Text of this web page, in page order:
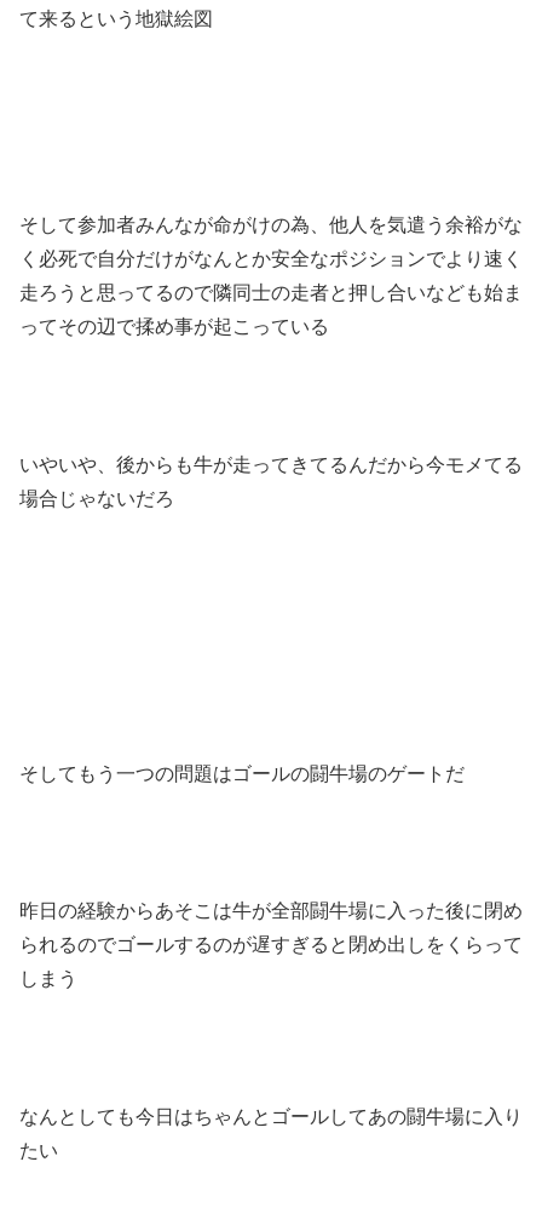
て来るという地獄絵図
そして参加者みんなが命がけの為、他人を気遣う余裕がな
く必死で自分だけがなんとか安全なポジションでより速く
走ろうと思ってるので隣同士の走者と押し合いなども始ま
ってその辺で揉め事が起こっている
いやいや、後からも牛が走ってきてるんだから今モメてる
場合じゃないだろ
そしてもう一つの問題はゴールの闘牛場のゲートだ
昨日の経験からあそこは牛が全部闘牛場に入った後に閉め
られるのでゴールするのが遅すぎると閉め出しをくらって
しまう
なんとしても今日はちゃんとゴールしてあの闘牛場に入り
たい